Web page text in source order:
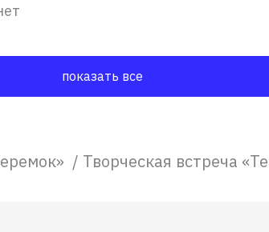
показать все
/ Творческая встреча